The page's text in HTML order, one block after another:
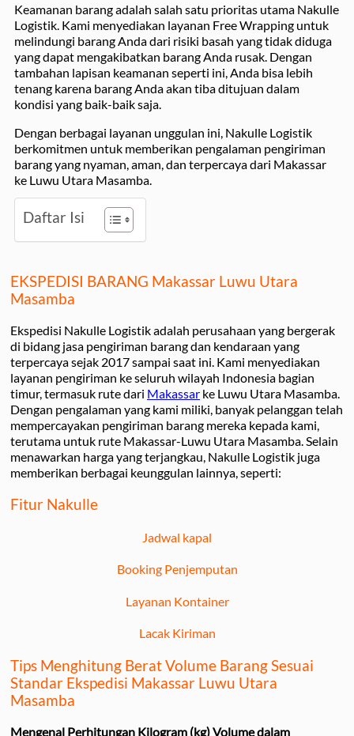
Keamanan barang adalah salah satu prioritas utama Nakulle
Logistik. Kami menyediakan layanan Free Wrapping untuk
melindungi barang Anda dari risiki basah yang tidak diduga
yang dapat mengakibatkan barang Anda rusak. Dengan
tambahan lapisan keamanan seperti ini, Anda bisa lebih
tenang karena barang Anda akan tiba ditujuan dalam
kondisi yang baik-baik saja.
Dengan berbagai layanan unggulan ini, Nakulle Logistik
berkomitmen untuk memberikan pengalaman pengiriman
barang yang nyaman, aman, dan terpercaya dari Makassar
ke Luwu Utara Masamba.
Daftar Isi
EKSPEDISI BARANG Makassar Luwu Utara
Masamba
Ekspedisi Nakulle Logistik adalah perusahaan yang bergerak
di bidang jasa pengiriman barang dan kendaraan yang
terpercaya sejak 2017 sampai saat ini. Kami menyediakan
layanan pengiriman ke seluruh wilayah Indonesia bagian
timur, termasuk rute dari Makassar ke Luwu Utara Masamba.
Dengan pengalaman yang kami miliki, banyak pelanggan telah
mempercayakan pengiriman barang mereka kepada kami,
terutama untuk rute Makassar-Luwu Utara Masamba. Selain
menawarkan harga yang terjangkau, Nakulle Logistik juga
memberikan berbagai keunggulan lainnya, seperti:
Fitur Nakulle
Jadwal kapal
Booking Penjemputan
Layanan Kontainer
Lacak Kiriman
Tips Menghitung Berat Volume Barang Sesuai
Standar Ekspedisi Makassar Luwu Utara
Masamba
Mengenal Perhitungan Kilogram (kg) Volume dalam